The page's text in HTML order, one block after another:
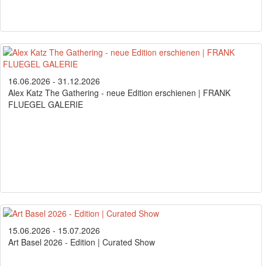
16.06.2026 - 31.12.2026
Alex Katz The Gathering - neue Edition erschienen | FRANK
FLUEGEL GALERIE
15.06.2026 - 15.07.2026
Art Basel 2026 - Edition | Curated Show